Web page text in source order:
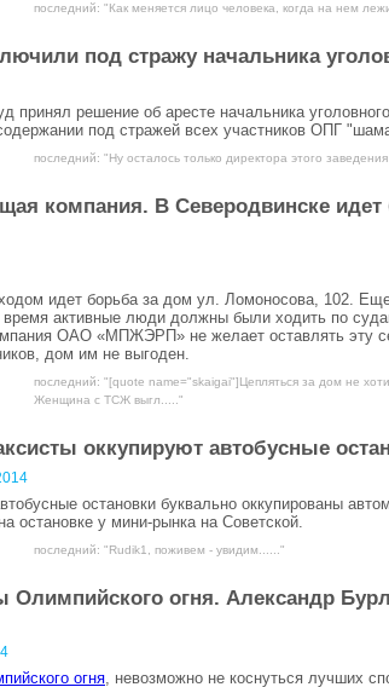
последний: "Как меняется лицо человека, когда на нем
под стражу начальника
принял решение об аресте начальника
под стражей всех участников ОПГ
последний: "Ну осталось только директора этого
компания. В Северодвинске идет
идет борьба за дом ул. Ломоносова, 102.
активные люди должны были ходить по
ОАО «МПЖЭРП» не желает оставлять эту
дом им не выгоден.
последний: "[quote name="skaigai"]Цепляться за дом не
Женщина с ТСЖ выгл....."
оккупируют автобусные
остановки буквально оккупированы
остановке у мини-рынка на Советской.
последний: "Rudik1, поживем - увидим......"
Олимпийского огня. Александр
огня, невозможно не коснуться лучших